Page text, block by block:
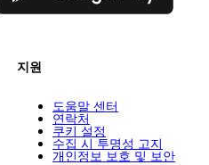
지원
도움말 센터
연락처
쿠키 설정
수집 시 투명성 고지
개인정보 보호 및 보안